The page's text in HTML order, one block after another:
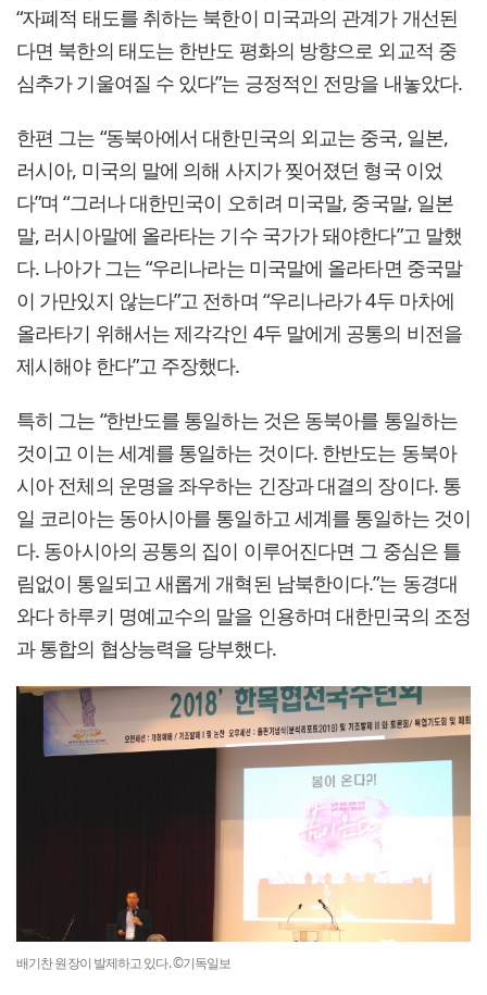
“자폐적 태도를 취하는 북한이 미국과의 관계가 개선된
다면 북한의 태도는 한반도 평화의 방향으로 외교적 중
심추가 기울여질 수 있다”는 긍정적인 전망을 내놓았다.
한편 그는 “동북아에서 대한민국의 외교는 중국, 일본,
러시아, 미국의 말에 의해 사지가 찢어졌던 형국 이었
다”며 “그러나 대한민국이 오히려 미국말, 중국말, 일본
말, 러시아말에 올라타는 기수 국가가 돼야한다”고 말했
다. 나아가 그는 “우리나라는 미국말에 올라타면 중국말
이 가만있지 않는다”고 전하며 “우리나라가 4두 마차에
올라타기 위해서는 제각각인 4두 말에게 공통의 비전을
제시해야 한다”고 주장했다.
특히 그는 “한반도를 통일하는 것은 동북아를 통일하는
것이고 이는 세계를 통일하는 것이다. 한반도는 동북아
시아 전체의 운명을 좌우하는 긴장과 대결의 장이다. 통
일 코리아는 동아시아를 통일하고 세계를 통일하는 것이
다. 동아시아의 공통의 집이 이루어진다면 그 중심은 틀
림없이 통일되고 새롭게 개혁된 남북한이다.”는 동경대
와다 하루키 명예교수의 말을 인용하며 대한민국의 조정
과 통합의 협상능력을 당부했다.
배기찬 원장이 발제하고 있다. ©기독일보